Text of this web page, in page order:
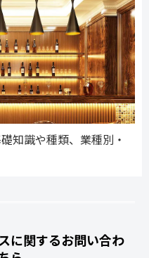
知識や種類、業種別・
に関するお問い合わ